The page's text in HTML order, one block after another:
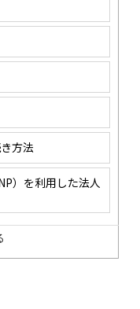
方法
）を利用した法人